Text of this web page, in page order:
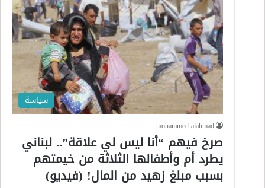
سياسة
mohammed alahmad
صرخ فيهم “أنا ليس لي علاقة”.. لبناني
يطرد أم وأطفالها الثلاثة من خيمتهم
بسبب مبلغ زهيد من المال! (فيديو)